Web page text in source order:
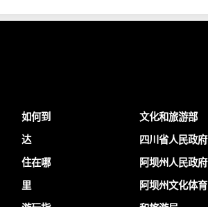
如何到
达
住在哪
里
文化和旅游部
四川省人民政府
阿坝州人民政府
阿坝州文化体育